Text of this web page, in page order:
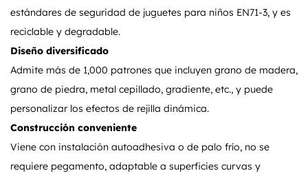
estándares de seguridad de juguetes para niños EN71-3, y es
reciclable y degradable.
Diseño diversificado
Admite más de 1,000 patrones que incluyen grano de madera,
grano de piedra, metal cepillado, gradiente, etc., y puede
personalizar los efectos de rejilla dinámica.
Construcción conveniente
Viene con instalación autoadhesiva o de palo frío, no se
requiere pegamento, adaptable a superficies curvas y